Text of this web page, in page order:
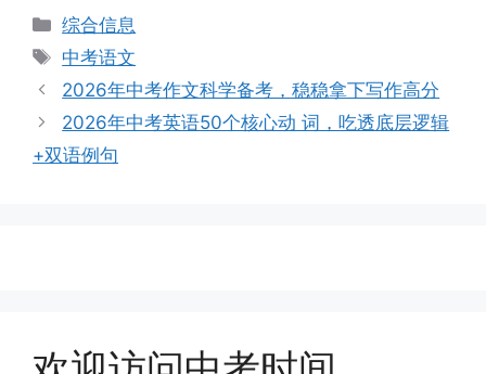
分
类
综合信息
标
签
中考语文
2026年中考作文科学备考，稳稳拿下写作高分
2026年中考英语50个核心动 词，吃透底层逻辑
+双语例句